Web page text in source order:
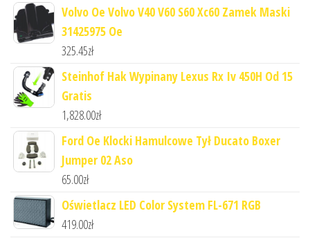
Volvo Oe Volvo V40 V60 S60 Xc60 Zamek Maski
31425975 Oe
325.45zł
Steinhof Hak Wypinany Lexus Rx Iv 450H Od 15
Gratis
1,828.00zł
Ford Oe Klocki Hamulcowe Tył Ducato Boxer
Jumper 02 Aso
65.00zł
Oświetlacz LED Color System FL-671 RGB
419.00zł